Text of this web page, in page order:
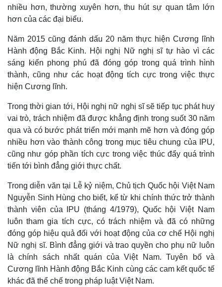
Thế giới
Quan sát
Cuộc sống đó đây
Hồ sơ
Multimedia
Video
Ảnh
E-Magazine
Infographic
nhiều hơn, thường xuyên hơn, thu hút sự quan tâm lớn
hơn của các đại biểu.
Năm 2015 cũng đánh dấu 20 năm thực hiện Cương lĩnh
Hành động Bắc Kinh. Hội nghị Nữ nghị sĩ tự hào vì các
sáng kiến phong phú đã đóng góp trong quá trình hình
thành, cũng như các hoạt động tích cực trong việc thực
hiện Cương lĩnh.
Trong thời gian tới, Hội nghị nữ nghị sĩ sẽ tiếp tục phát huy
vai trò, trách nhiệm đã được khẳng định trong suốt 30 năm
qua và có bước phát triển mới mạnh mẽ hơn và đóng góp
nhiều hơn vào thành công trong mục tiêu chung của IPU,
cũng như góp phần tích cực trong việc thúc đẩy quá trình
tiến tới bình đẳng giới thực chất.
Trong diễn văn tại Lễ kỷ niệm, Chủ tịch Quốc hội Việt Nam
Nguyễn Sinh Hùng cho biết, kể từ khi chính thức trở thành
thành viên của IPU (tháng 4/1979), Quốc hội Việt Nam
luôn tham gia tích cực, có trách nhiệm và đã có những
đóng góp hiệu quả đối với hoạt động của cơ chế Hội nghị
Nữ nghị sĩ. Bình đẳng giới và trao quyền cho phụ nữ luôn
là chính sách nhất quán của Việt Nam. Tuyên bố và
Cương lĩnh Hành động Bắc Kinh cùng các cam kết quốc tế
khác đã thể chế trong pháp luật Việt Nam.